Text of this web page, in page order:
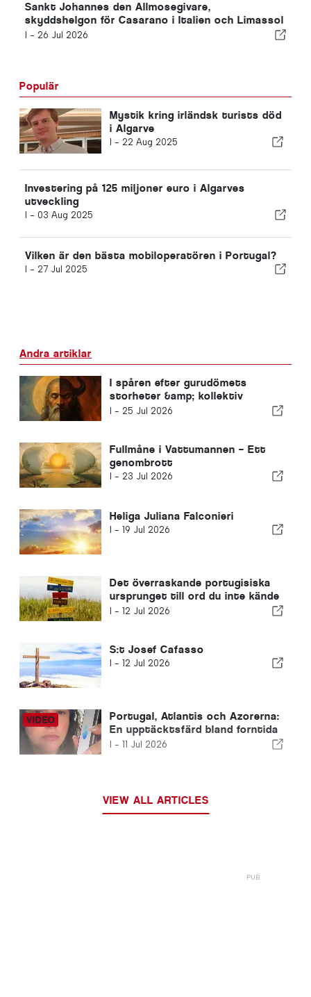
Sankt Johannes den Allmosegivare,
skyddshelgon för Casarano i Italien och Limassol
på Cypern.
I - 26 Jul 2026
Populär
Mystik kring irländsk turists död
i Algarve
I - 22 Aug 2025
Investering på 125 miljoner euro i Algarves
utveckling
I - 03 Aug 2025
Vilken är den bästa mobiloperatören i Portugal?
I - 27 Jul 2025
Andra artiklar
I spåren efter gurudömets
storheter &amp; kollektiv
fantasi – Del 2
I - 25 Jul 2026
Fullmåne i Vattumannen – Ett
genombrott
I - 23 Jul 2026
Heliga Juliana Falconieri
I - 19 Jul 2026
Det överraskande portugisiska
ursprunget till ord du inte kände
till
I - 12 Jul 2026
S:t Josef Cafasso
I - 12 Jul 2026
Portugal, Atlantis och Azorerna:
En upptäcktsfärd bland forntida
civilisationer och jordens dolda
I - 11 Jul 2026
VIEW ALL ARTICLES